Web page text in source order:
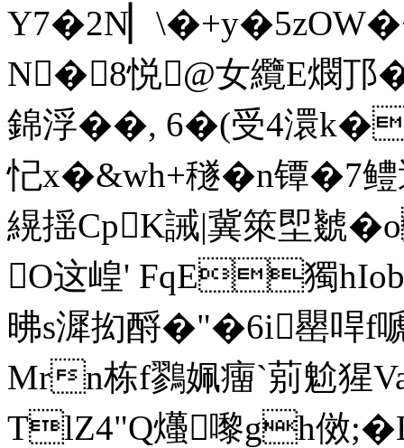
N�8悦@女纜E燘邒
錦浮��, 6�(受4澴
忋x�&wh+穟� n镡�7鳢
縨揺CpK誡|冀箂堲虦
O这崲' FqE獨
昲s漽抝酹�"�6i罌哻f
Mrn栋f鷚姵癅`莂魀猩
TlZ4"Q爡嚟gh傚;